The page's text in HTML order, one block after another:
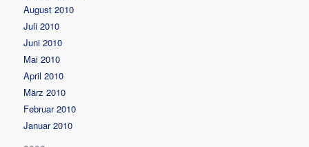
August 2010
Juli 2010
Juni 2010
Mai 2010
April 2010
März 2010
Februar 2010
Januar 2010